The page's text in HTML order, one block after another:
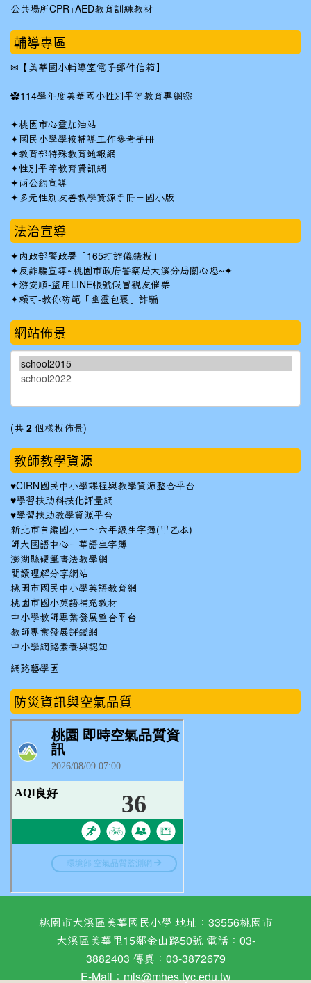
公共場所CPR+AED教育訓練教材
輔導專區
✉ 【美華國小輔導室電子郵件信箱】
✿114學年度美華國小性別平等教育專網❀
✦桃園市心靈加油站
✦ 國民小學學校輔導工作參考手冊
✦教育部特殊教育通報網
✦性別平等教育資訊網
✦兩公約宣導
✦ 多元性別友善教學資源手冊－國小版
法治宣導
✦ 內政部警政署「165打詐儀錶板」
✦反詐騙宣導~桃園市政府警察局大溪分局關心您~✦
✦游安順-盜用LINE帳號假冒親友催票
✦賴可-教你防範「幽靈包裹」詐騙
網站佈景
(共 2 個樣板佈景)
教師教學資源
♥CIRN國民中小學課程與教學資源整合平台
♥學習扶助科技化評量網
♥學習扶助教學資源平台
新北市自編國小一～六年級生字簿(甲乙本)
師大國語中心－華語生字簿
澎湖縣硬筆書法教學網
閱讀理解分享網站
桃園市國民中小學英語教育網
桃園市國小英語補充教材
中小學教師專業發展整合平台
教師專業發展評鑑網
中小學網路素養與認知
網路藝學園
防災資訊與空氣品質
桃園市大溪區美華國民小學 地址：33556桃園市
大溪區美華里15鄰金山路50號 電話：03-
3882403 傳真：03-3872679
E-Mail：mis@mhes.tyc.edu.tw